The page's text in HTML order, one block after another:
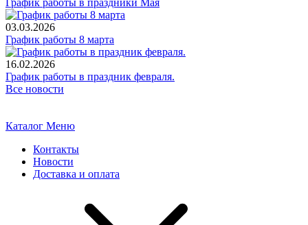
03.03.2026
График работы 8 марта
16.02.2026
График работы в праздник февраля.
Все новости
Каталог Меню
Контакты
Новости
Доставка и оплата